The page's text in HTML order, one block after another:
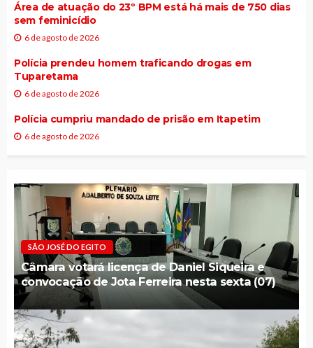
Área de atuação do 23º BPM está há mais de 750 dias
sem feminicídio
6 de agosto de 2026
Polícia prendeu homem traficando drogas em
Tuparetama
6 de agosto de 2026
Polícia cumpriu mandado de prisão em Itapetim
6 de agosto de 2026
SÃO JOSÉ DO EGITO
Câmara votará licença de Daniel Siqueira e
convocação de Jota Ferreira nesta sexta (07)